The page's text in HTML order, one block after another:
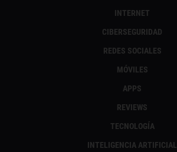
INTERNET
CIBERSEGURIDAD
REDES SOCIALES
MÓVILES
APPS
REVIEWS
TECNOLOGÍA
INTELIGENCIA ARTIFICIAL